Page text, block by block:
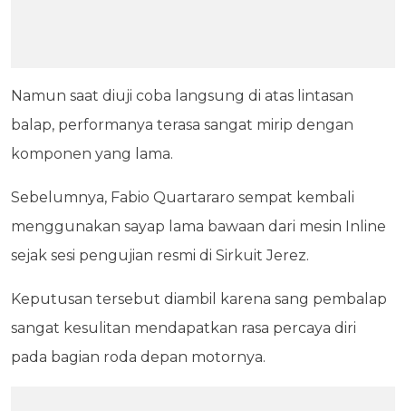
Namun saat diuji coba langsung di atas lintasan
balap, performanya terasa sangat mirip dengan
komponen yang lama.
Sebelumnya, Fabio Quartararo sempat kembali
menggunakan sayap lama bawaan dari mesin Inline
sejak sesi pengujian resmi di Sirkuit Jerez.
Keputusan tersebut diambil karena sang pembalap
sangat kesulitan mendapatkan rasa percaya diri
pada bagian roda depan motornya.